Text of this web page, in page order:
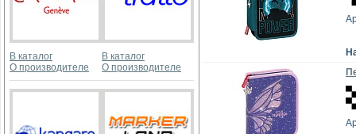
В каталог
О производителе
В каталог
О производителе